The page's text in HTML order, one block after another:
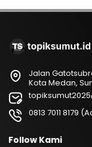
Jalan
Kota Medan,
0813 7011 8179
Follow Kami